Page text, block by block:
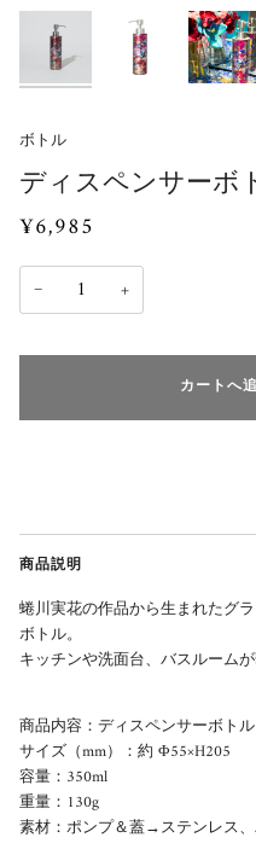
ボトル
ディスペンサーボ
¥6,985
− +
カートへ
商品説明
蜷川実花の作品から生まれたグ
ボトル。
キッチンや洗面台、バスルームが
商品内容：ディスペンサーボトル
サイズ（mm）：約 Φ55×H205
容量：350ml
重量：130g
素材：ポンプ＆蓋→ステンレス